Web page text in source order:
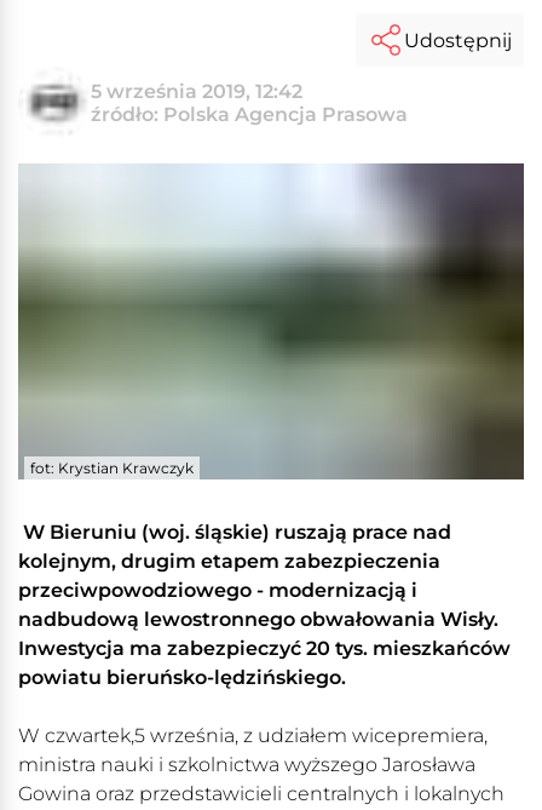
5 września 2019, 12:42
źródło: Polska Agencja Prasowa
Udostępnij
fot: Krystian Krawczyk
W Bieruniu (woj. śląskie) ruszają prace nad
kolejnym, drugim etapem zabezpieczenia
przeciwpowodziowego - modernizacją i
nadbudową lewostronnego obwałowania Wisły.
Inwestycja ma zabezpieczyć 20 tys. mieszkańców
powiatu bieruńsko-lędzińskiego.
W czwartek,5 września, z udziałem wicepremiera,
ministra nauki i szkolnictwa wyższego Jarosława
Gowina oraz przedstawicieli centralnych i lokalnych